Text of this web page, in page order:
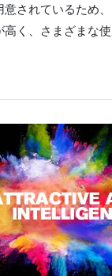
意されているため
高く、さまざまな